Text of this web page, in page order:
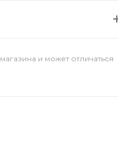
и может отличаться